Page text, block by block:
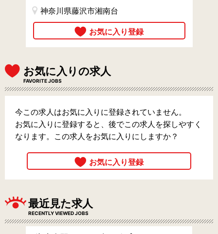
神奈川県藤沢市湘南台
お気に入りの求人
FAVORITE JOBS
今この求人はお気に入りに登録されていません。
お気に入りに登録すると、後でこの求人を探しやすく
なります。この求人をお気に入りにしますか？
最近見た求人
RECENTLY VIEWED JOBS